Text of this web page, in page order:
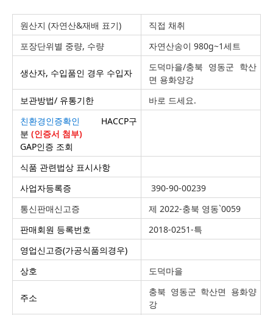
원산지 (자연산&재배 표기)
직접 채취
포장단위별 중량, 수량
자연산송이 980g~1세트
생산자, 수입품인 경우 수입자
도덕마을/충북 영동군 학산
면 용화양강
보관방법/ 유통기한
바로 드세요.
친환경인증확인
HACCP구
분 (인증서 첨부)
GAP인증 조회
식품 관련법상 표시사항
사업자등록증
390-90-00239
통신판매신고증
제 2022-충북 영동`0059
판매회원 등록번호
2018-0251-특
영업신고증(가공식품의경우)
상호
도덕마을
주소
충북 영동군 학산면 용화양
강